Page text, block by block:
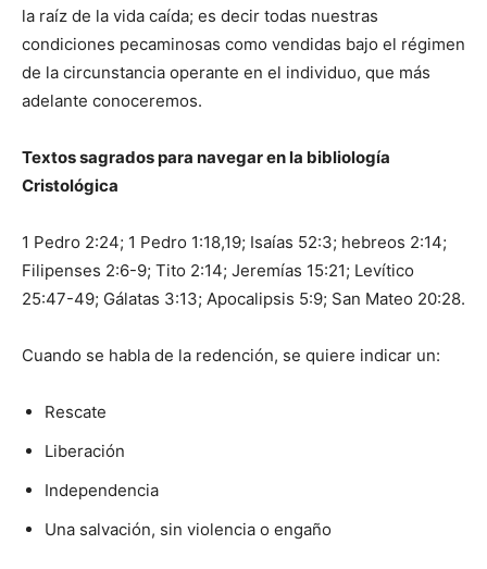
la raíz de la vida caída; es decir todas nuestras
condiciones pecaminosas como vendidas bajo el régimen
de la circunstancia operante en el individuo, que más
adelante conoceremos.
Textos sagrados para navegar en la bibliología
Cristológica
1 Pedro 2:24; 1 Pedro 1:18,19; Isaías 52:3; hebreos 2:14;
Filipenses 2:6-9; Tito 2:14; Jeremías 15:21; Levítico
25:47-49; Gálatas 3:13; Apocalipsis 5:9; San Mateo 20:28.
Cuando se habla de la redención, se quiere indicar un:
Rescate
Liberación
Independencia
Una salvación, sin violencia o engaño